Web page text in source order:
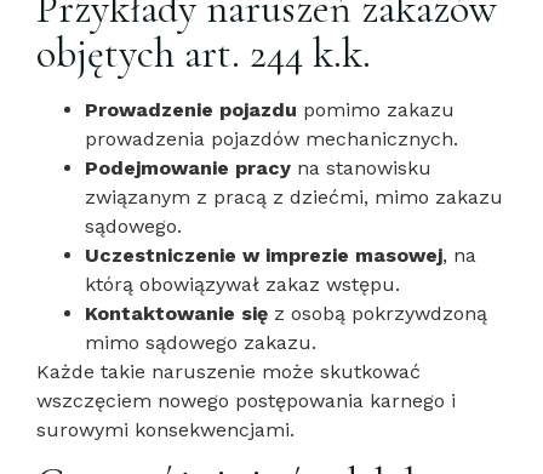
objętych art. 244 k.k.
Prowadzenie pojazdu pomimo zakazu
prowadzenia pojazdów mechanicznych.
Podejmowanie pracy na stanowisku
związanym z pracą z dziećmi, mimo zakazu
sądowego.
Uczestniczenie w imprezie masowej, na
którą obowiązywał zakaz wstępu.
Kontaktowanie się z osobą pokrzywdzoną
mimo sądowego zakazu.
Każde takie naruszenie może skutkować
wszczęciem nowego postępowania karnego i
surowymi konsekwencjami.